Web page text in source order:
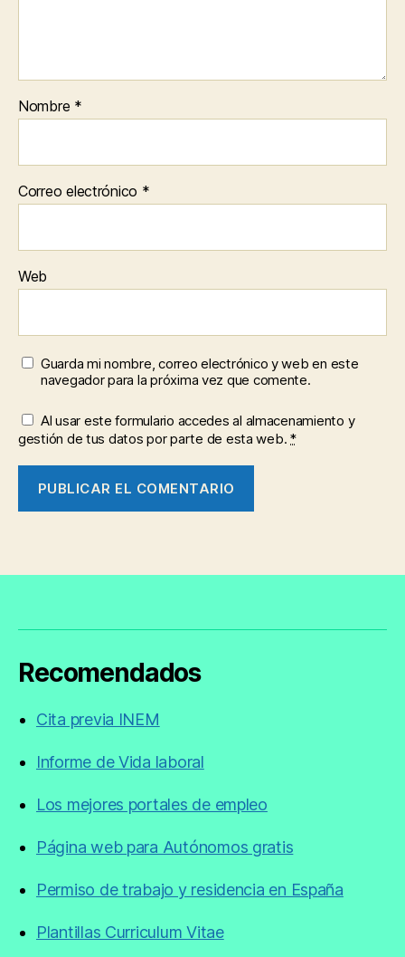
Nombre *
Correo electrónico *
Web
Guarda mi nombre, correo electrónico y web en este
navegador para la próxima vez que comente.
Al usar este formulario accedes al almacenamiento y
gestión de tus datos por parte de esta web.*
Recomendados
Cita previa INEM
Informe de Vida laboral
Los mejores portales de empleo
Página web para Autónomos gratis
Permiso de trabajo y residencia en España
Plantillas Curriculum Vitae